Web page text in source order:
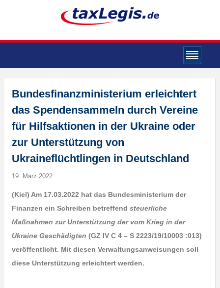
Bundesfinanzministerium erleichtert
das Spendensammeln durch Vereine
für Hilfsaktionen in der Ukraine oder
zur Unterstützung von
Ukraineflüchtlingen in Deutschland
19. März 2022
(Kiel) Am 17.03.2022 hat das Bundesministerium der
Finanzen ein Schreiben betreffend steuerliche
Maßnahmen zur Unterstützung der vom Krieg in der
Ukraine Geschädigten (GZ IV C 4 – S 2223/19/10003 :013)
veröffentlicht. Mit diesen Verwaltungsanweisungen soll
diese Unterstützung erleichtert werden.